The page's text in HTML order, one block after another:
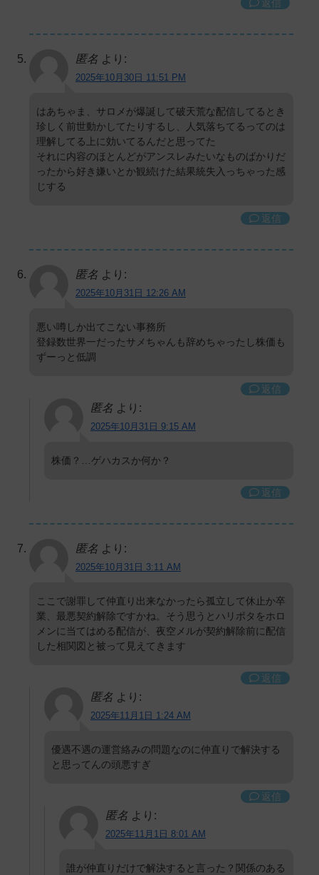
返信
匿名 より:
2025年10月30日 11:51 PM
はあちゃま、サロメが爆誕して破天荒な配信してるとき
珍しく前世動かしてたりするし、人気落ちてるってのは
理解してる上に効いてるんだと思ってた
それに内容のほとんどがアンスレみたいなものばかりだ
ったから好き嫌いとか観続けた結果統失入っちゃった感
じする
返信
匿名 より:
2025年10月31日 12:26 AM
悪い噂しか出てこない事務所
登録数世界一だったサメちゃんも辞めちゃったし株価も
ずーっと低調
返信
匿名 より:
2025年10月31日 9:15 AM
株価？…ゲハカスか何か？
返信
匿名 より:
2025年10月31日 3:11 AM
ここで謝罪して仲直り出来なかったら孤立して休止か卒
業、最悪契約解除ですかね。そう思うとハリポタをホロ
メンに当てはめる配信が、夜空メルが契約解除前に配信
した相関図と被って見えてきます
返信
匿名 より:
2025年11月1日 1:24 AM
優遇不遇の運営絡みの問題なのに仲直りで解決する
と思ってんの頭悪すぎ
返信
匿名 より:
2025年11月1日 8:01 AM
誰が仲直りだけで解決すると言った？関係のある